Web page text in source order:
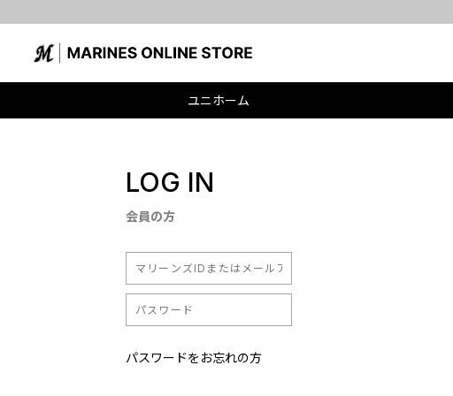
ユニホーム
LOG IN
会員の方
パスワードをお忘れの方